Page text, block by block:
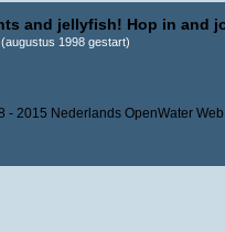
and jellyfish! Hop in and
1998 gestart)
- 2015 Nederlands OpenWater